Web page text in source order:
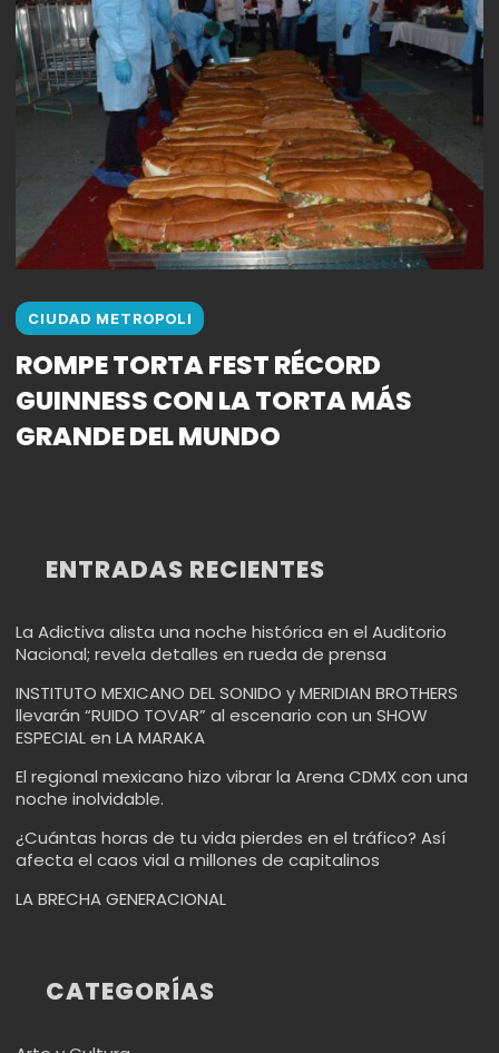
CIUDAD METROPOLI
ROMPE TORTA FEST RÉCORD
GUINNESS CON LA TORTA MÁS
GRANDE DEL MUNDO
ENTRADAS RECIENTES
La Adictiva alista una noche histórica en el Auditorio
Nacional; revela detalles en rueda de prensa
INSTITUTO MEXICANO DEL SONIDO y MERIDIAN BROTHERS
llevarán “RUIDO TOVAR” al escenario con un SHOW
ESPECIAL en LA MARAKA
El regional mexicano hizo vibrar la Arena CDMX con una
noche inolvidable.
¿Cuántas horas de tu vida pierdes en el tráfico? Así
afecta el caos vial a millones de capitalinos
LA BRECHA GENERACIONAL
CATEGORÍAS